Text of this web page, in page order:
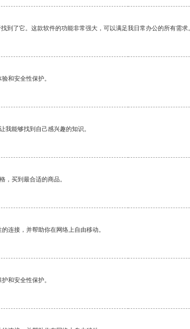
到了它。这款软件的功能非常强大，可以满足我日常办公的所有需求
和安全性保护。
我能够找到自己感兴趣的知识。
，买到最合适的商品。
连接，并帮助你在网络上自由移动。
和安全性保护。